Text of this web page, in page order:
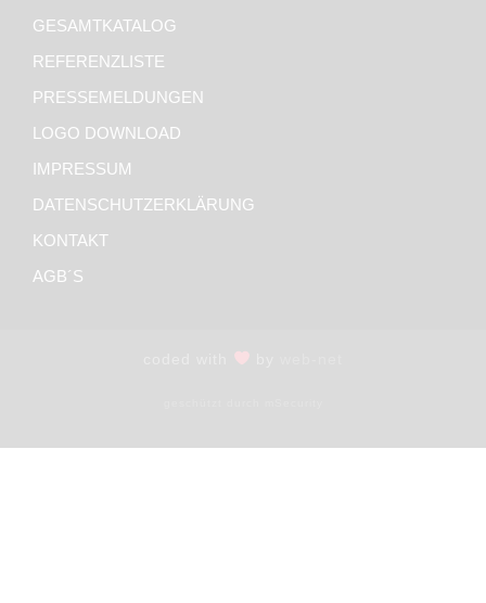
GESAMTKATALOG
REFERENZLISTE
PRESSEMELDUNGEN
LOGO DOWNLOAD
IMPRESSUM
DATENSCHUTZERKLÄRUNG
KONTAKT
AGB´S